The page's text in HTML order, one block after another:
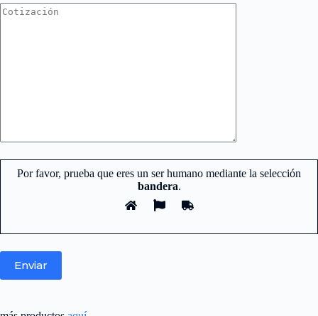
Por favor, prueba que eres un ser humano mediante la selección
bandera.
está aquí para responder sus